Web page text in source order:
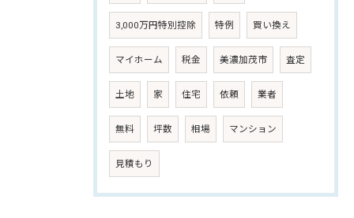
3,000万円特別控除 特例 買い換え
マイホーム 税金 美濃加茂市 査定
土地 家 住宅 依頼 業者
無料 坪数 相場 マンション
見積もり